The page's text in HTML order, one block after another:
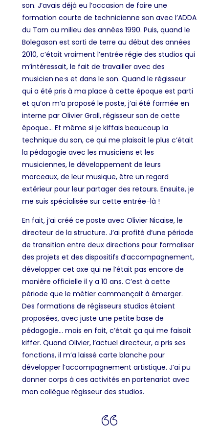
son. J’avais déjà eu l’occasion de faire une
formation courte de technicienne son avec l’ADDA
du Tarn au milieu des années 1990. Puis, quand le
Bolegason est sorti de terre au début des années
2010, c’était vraiment l’entrée régie des studios qui
m’intéressait, le fait de travailler avec des
musicien·ne·s et dans le son. Quand le régisseur
qui a été pris à ma place à cette époque est parti
et qu’on m’a proposé le poste, j’ai été formée en
interne par Olivier Grall, régisseur son de cette
époque… Et même si je kiffais beaucoup la
technique du son, ce qui me plaisait le plus c’était
la pédagogie avec les musiciens et les
musiciennes, le développement de leurs
morceaux, de leur musique, être un regard
extérieur pour leur partager des retours. Ensuite, je
me suis spécialisée sur cette entrée-là !
En fait, j’ai créé ce poste avec Olivier Nicaise, le
directeur de la structure. J’ai profité d’une période
de transition entre deux directions pour formaliser
des projets et des dispositifs d’accompagnement,
développer cet axe qui ne l’était pas encore de
manière officielle il y a 10 ans. C’est à cette
période que le métier commençait à émerger.
Des formations de régisseurs studios étaient
proposées, avec juste une petite base de
pédagogie… mais en fait, c’était ça qui me faisait
kiffer. Quand Olivier, l’actuel directeur, a pris ses
fonctions, il m’a laissé carte blanche pour
développer l’accompagnement artistique. J’ai pu
donner corps à ces activités en partenariat avec
mon collègue régisseur des studios.